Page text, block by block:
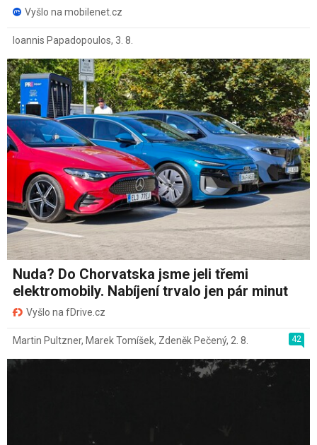
Vyšlo na mobilenet.cz
Ioannis Papadopoulos, 3. 8.
Nuda? Do Chorvatska jsme jeli třemi
elektromobily. Nabíjení trvalo jen pár minut
Vyšlo na fDrive.cz
42
Martin Pultzner, Marek Tomíšek, Zdeněk Pečený, 2. 8.